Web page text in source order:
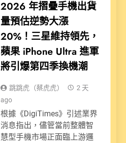
2026 年摺疊手機出貨
量預估逆勢大漲
20%！三星維持領先，
蘋果 iPhone Ultra 進軍
將引爆第四季換機潮
跳跳虎（蔡虎虎）
2 天
ago
根據《DigiTimes》引述業界
消息指出，儘管當前整體智
慧型手機市場正面臨上游邏